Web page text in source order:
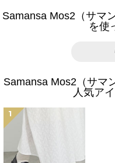
Samansa Mos2（サマ
を使
Samansa Mos2（サマ
人気ア
1